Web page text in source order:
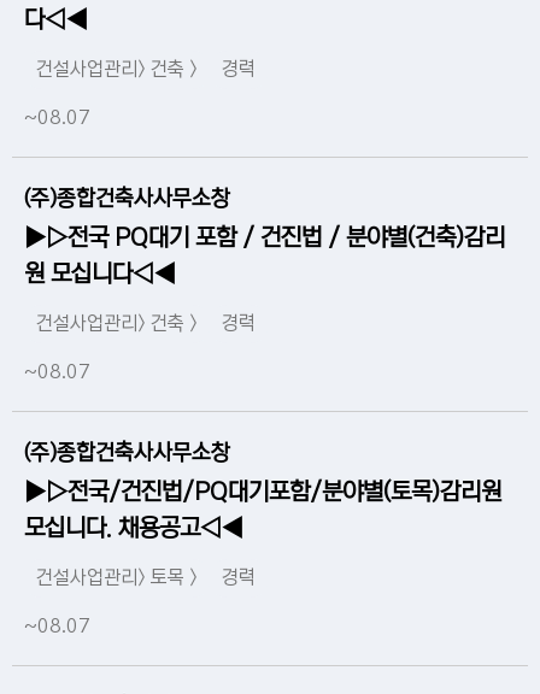
다◁◀
건설사업관리> 건축 > 경력
~08.07
(주)종합건축사사무소창
▶▷전국 PQ대기 포함 / 건진법 / 분야별(건축)감리
원 모십니다◁◀
건설사업관리> 건축 > 경력
~08.07
(주)종합건축사사무소창
▶▷전국/건진법/PQ대기포함/분야별(토목)감리원
모십니다. 채용공고◁◀
건설사업관리> 토목 > 경력
~08.07